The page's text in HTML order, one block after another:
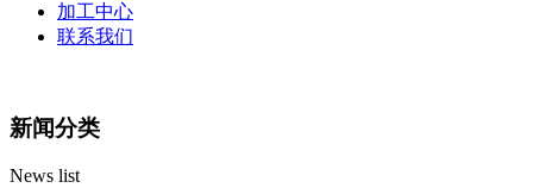
加工中心
联系我们
新闻分类
News list